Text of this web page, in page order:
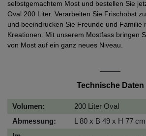
selbstgemachtem Most und bestellen Sie
Oval 200 Liter. Verarbeiten Sie Frischobst
und beeindrucken Sie Freunde und Familie
Kreationen. Mit unserem Mostfass bringen
von Most auf ein ganz neues Niveau.
Technische Daten
Volumen:
200 Liter Oval
Abmessung:
L 80 x B 49 x H 77 cm